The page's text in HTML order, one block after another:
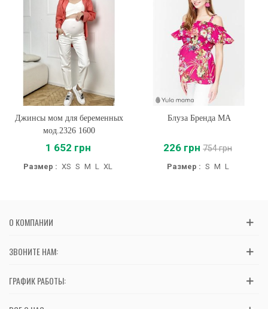
Джинсы мом для беременных
мод.2326 1600
1 652 грн
Размер : XS S M L XL
Блуза Бренда MA
226 грн 754 грн
Размер : S M L
О КОМПАНИИ
ЗВОНИТЕ НАМ:
ГРАФИК РАБОТЫ: